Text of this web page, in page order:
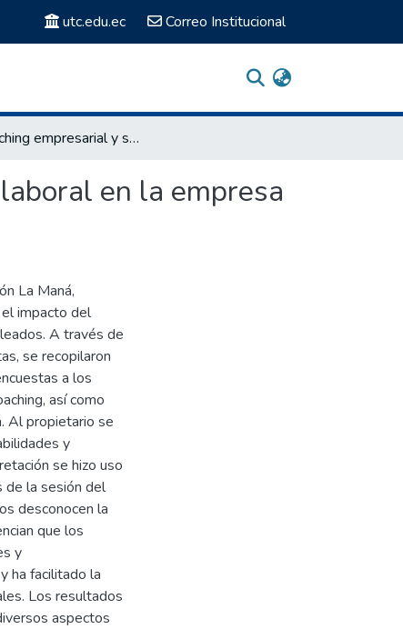
utc.edu.ec Correo Institucional
El coaching empresarial y su impacto en el rendimiento laboral en la empresa Brion's AC, cantón La Maná, año 2024.
en la empresa
La Maná,
impacto del
A través de
se recopilaron
a los
así como
Al propietario se
y
se hizo uso
de la sesión del
desconocen la
que los
y
ha facilitado la
Los resultados
aspectos